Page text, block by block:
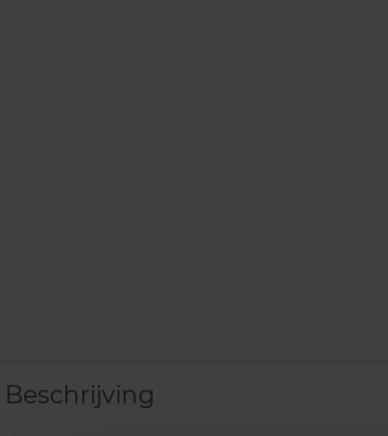
Beschrijving